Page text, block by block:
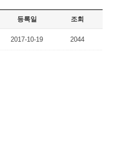
등록일 조회
2017-10-19 2044